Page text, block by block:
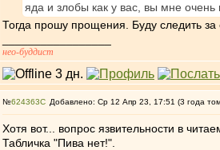
яда и злобы как у вас, вы мне
Тогда прошу прощения. Буду следить за
нео-буддист
№624363 Добавлено: Ср 12 Апр 23, 17:51 (3 года
Хотя вот... вопрос язвительности в
Табличка "Пива нет!".